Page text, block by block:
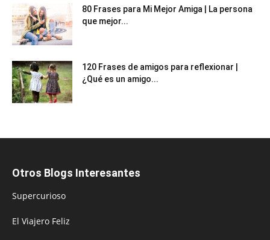
80 Frases para Mi Mejor Amiga | La persona
que mejor...
120 Frases de amigos para reflexionar |
¿Qué es un amigo...
Otros Blogs Interesantes
Supercurioso
El Viajero Feliz